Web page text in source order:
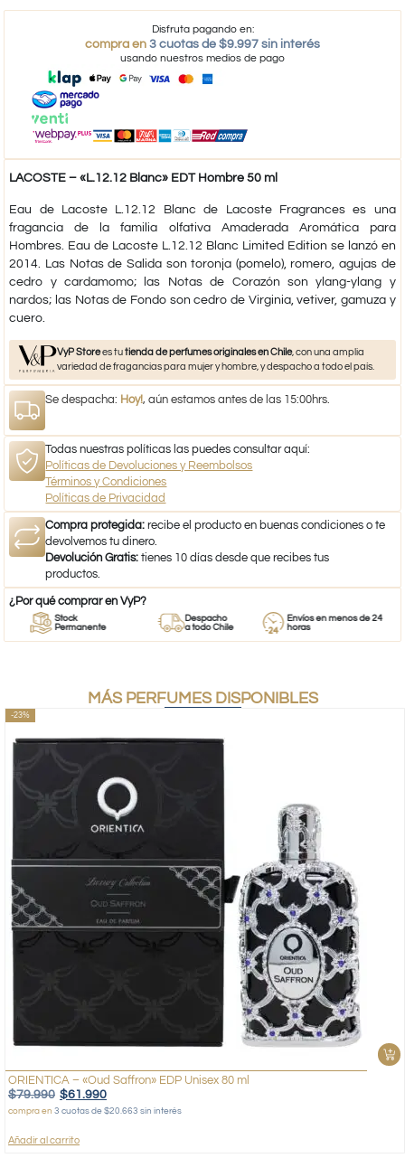
Disfruta pagando en:
compra en 3 cuotas de $9.997 sin interés
usando nuestros medios de pago
LACOSTE – «L.12.12 Blanc» EDT Hombre 50 ml
Eau de Lacoste L.12.12 Blanc de Lacoste Fragrances es una
fragancia de la familia olfativa Amaderada Aromática para
Hombres. Eau de Lacoste L.12.12 Blanc Limited Edition se lanzó en
2014. Las Notas de Salida son toronja (pomelo), romero, agujas de
cedro y cardamomo; las Notas de Corazón son ylang-ylang y
nardos; las Notas de Fondo son cedro de Virginia, vetiver, gamuza y
cuero.
VyP Storees tutienda de perfumes originales en Chile, con una amplia
variedad de fragancias para mujer y hombre, y despacho a todo el país.
Se despacha: Hoy!, aún estamos antes de las 15:00hrs.
Todas nuestras políticas las puedes consultar aquí:
Políticas de Devoluciones y Reembolsos
Términos y Condiciones
Políticas de Privacidad
Compra protegida: recibe el producto en buenas condiciones o te
devolvemos tu dinero.
Devolución Gratis: tienes 10 días desde que recibes tus
productos.
¿Por qué comprar en VyP?
Stock
Permanente
Despacho
a todo Chile
Envíos en menos de 24
horas
MÁS PERFUMES DISPONIBLES
-23%
ORIENTICA – «Oud Saffron» EDP Unisex 80 ml
$79.990 $61.990
compra en 3 cuotas de $20.663 sin interés
Añadir al carrito